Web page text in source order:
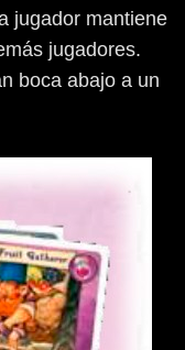
jugador mantiene
jugadores.
boca abajo a un